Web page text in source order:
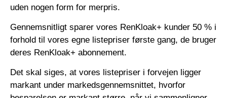
uden nogen form for merpris.
Gennemsnitligt sparer vores RenKloak+ kunder 50 % i
forhold til vores egne listepriser første gang, de bruger
deres RenKloak+ abonnement.
Det skal siges, at vores listepriser i forvejen ligger
markant under markedsgennemsnittet, hvorfor